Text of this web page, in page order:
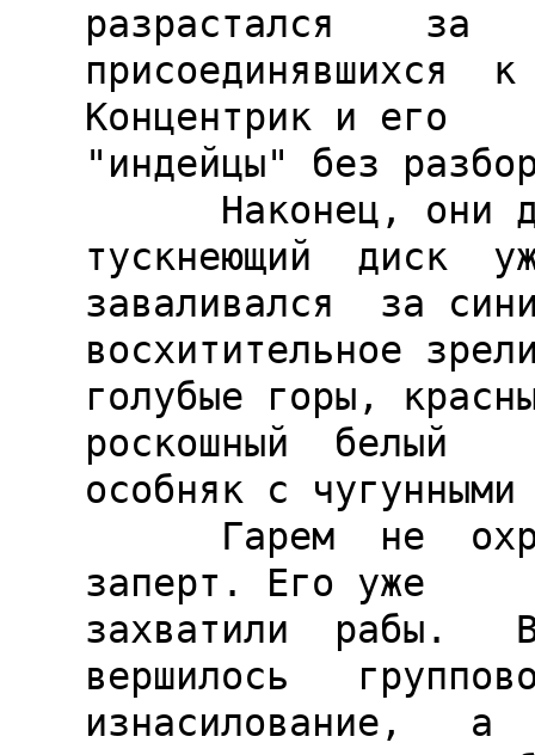
разрастался    за
присоединявшихся
Концентрик и его
"индейцы" без
тускнеющий  диск
заваливался  за
восхитительное
голубые горы,
роскошный  белый
особняк с
заперт. Его уже
захватили  рабы.
вершилось
изнасилование,   а